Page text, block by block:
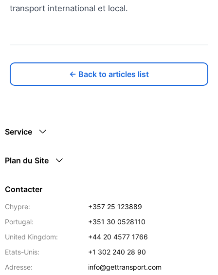
transport international et local.
← Back to articles list
Service
Plan du Site
Contacter
Chypre:
+357 25 123889
Portugal:
+351 30 0528110
United Kingdom:
+44 20 4577 1766
Etats-Unis:
+1 302 240 28 90
Adresse:
info@gettransport.com